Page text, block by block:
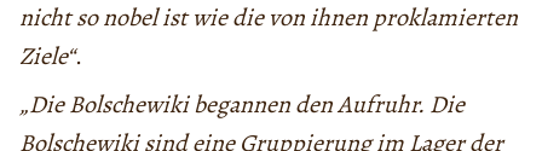
nicht so nobel ist wie die von ihnen proklamierten
Ziele“.
„Die Bolschewiki begannen den Aufruhr. Die
Bolschewiki sind eine Gruppierung im Lager der